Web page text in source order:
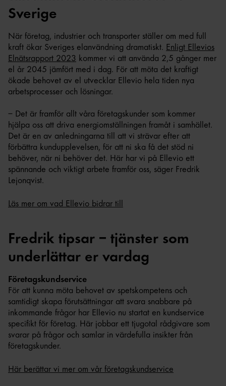
Sverige
När företag, industrier och transporter ställer om med full
kraft ökar Sveriges elanvändning dramatiskt. Enligt Ellevios
Elnätsrapport 2023 kommer vi att använda 2,5 gånger mer
el år 2045 jämfört med i dag. För att möta det kraftigt
ökade behovet av el utvecklar Ellevio hela tiden nya
arbetsprocesser och lösningar.
– Det är framför allt våra företagskunder som kommer
hjälpa oss att driva energiomställningen framåt i samhället.
Det är en av anledningarna till att vi strävar efter att
förbättra kundupplevelsen, för att ni ska få det stöd ni
behöver, när ni behöver det. Här har vi på Ellevio ett
spännande och viktigt arbete framför oss, säger Fredrik
Lejonqvist.
Läs mer om vad Ellevio bidrar till
Fredrik tipsar – tjänster som
underlättar er vardag
Företagskundservice
För att kunna möta behovet av spetskompetens och
samtidigt skapa förutsättningar att svara snabbare på
inkommande frågor har Ellevio nu startat en kundservice
specifikt för företag. Här jobbar ett tjugotal rådgivare som
svarar på frågor och samlar in värdefulla insikter från
företagskunder.
Här berättar vi mer om vår företagskundservice